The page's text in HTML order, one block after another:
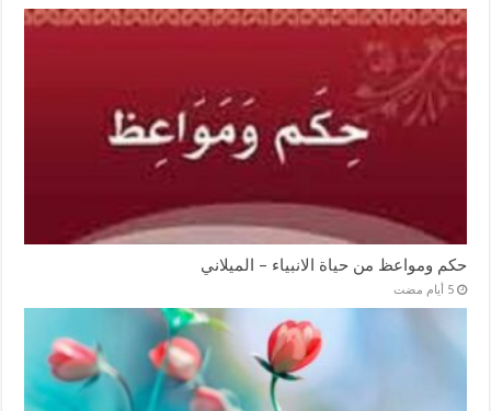
حكم ومواعظ من حياة الانبياء – الميلاني
‏5 أيام مضت